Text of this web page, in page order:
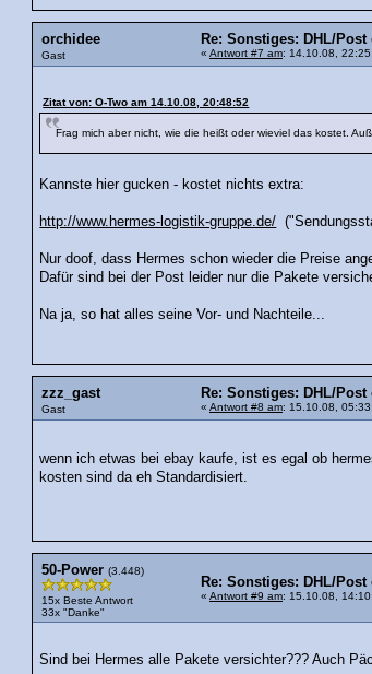
orchidee
Gast
Re: Sonstiges: DHL/
« Antwort #7 am: 14.10.08,
Zitat von: O-Two am 14.10.08, 20:48:52
Frag mich aber nicht, wie die heißt oder wieviel das kostet.
Kannste hier gucken - kostet nichts extra:
http://www.hermes-logistik-gruppe.de/
Nur doof, dass Hermes schon wieder die Preise
Dafür sind bei der Post leider nur die Pakete
Na ja, so hat alles seine Vor- und Nachteile...
zzz_gast
Gast
Re: Sonstiges: DHL/
« Antwort #8 am: 15.10.08,
wenn ich etwas bei ebay kaufe, ist es egal ob
kosten sind da eh Standardisiert.
50-Power (3.448)
15x Beste Antwort
33x "Danke"
Re: Sonstiges: DHL/
« Antwort #9 am: 15.10.08,
Sind bei Hermes alle Pakete versichter??? Auch